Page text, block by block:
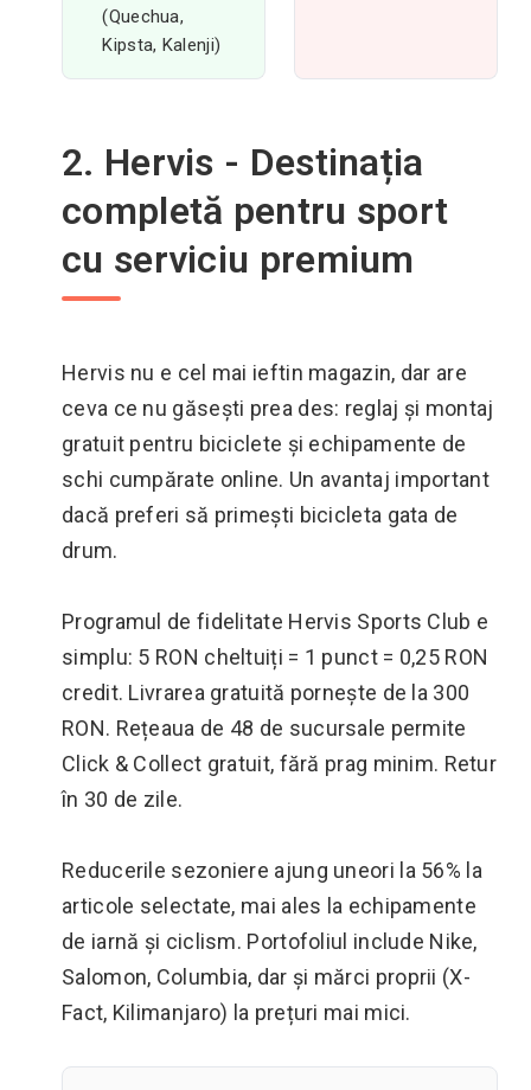
(Quechua,
Kipsta, Kalenji)
2. Hervis - Destinația
completă pentru sport
cu serviciu premium
Hervis nu e cel mai ieftin magazin, dar are
ceva ce nu găsești prea des: reglaj și montaj
gratuit pentru biciclete și echipamente de
schi cumpărate online. Un avantaj important
dacă preferi să primești bicicleta gata de
drum.
Programul de fidelitate Hervis Sports Club e
simplu: 5 RON cheltuiți = 1 punct = 0,25 RON
credit. Livrarea gratuită pornește de la 300
RON. Rețeaua de 48 de sucursale permite
Click & Collect gratuit, fără prag minim. Retur
în 30 de zile.
Reducerile sezoniere ajung uneori la 56% la
articole selectate, mai ales la echipamente
de iarnă și ciclism. Portofoliul include Nike,
Salomon, Columbia, dar și mărci proprii (X-
Fact, Kilimanjaro) la prețuri mai mici.